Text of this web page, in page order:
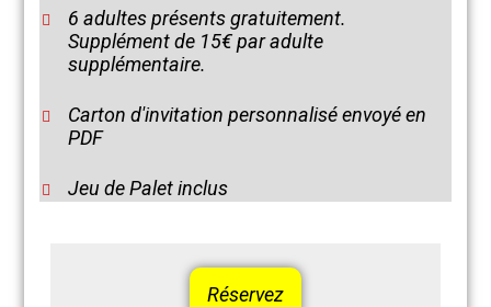
6 adultes présents gratuitement.
Supplément de 15€ par adulte
supplémentaire.
Carton d'invitation personnalisé envoyé en
PDF
Jeu de Palet inclus
Réservez